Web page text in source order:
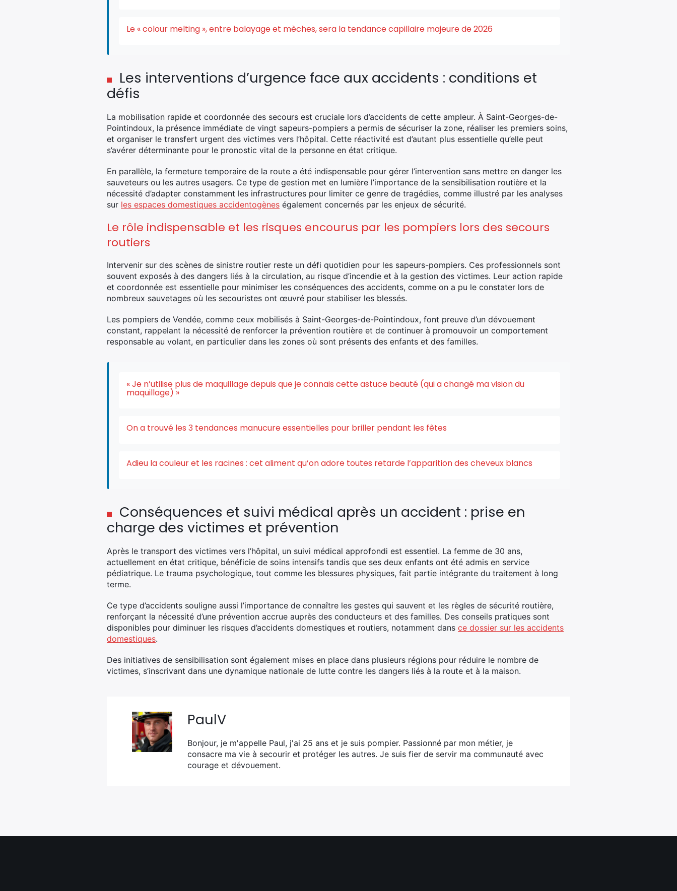
Le « colour melting », entre balayage et mèches, sera la tendance capillaire majeure de 2026
Les interventions d’urgence face aux accidents : conditions et
défis
La mobilisation rapide et coordonnée des secours est cruciale lors d’accidents de cette ampleur. À Saint-Georges-de-
Pointindoux, la présence immédiate de vingt sapeurs-pompiers a permis de sécuriser la zone, réaliser les premiers soins,
et organiser le transfert urgent des victimes vers l’hôpital. Cette réactivité est d’autant plus essentielle qu’elle peut
s’avérer déterminante pour le pronostic vital de la personne en état critique.
En parallèle, la fermeture temporaire de la route a été indispensable pour gérer l’intervention sans mettre en danger les
sauveteurs ou les autres usagers. Ce type de gestion met en lumière l’importance de la sensibilisation routière et la
nécessité d’adapter constamment les infrastructures pour limiter ce genre de tragédies, comme illustré par les analyses
sur les espaces domestiques accidentogènes également concernés par les enjeux de sécurité.
Le rôle indispensable et les risques encourus par les pompiers lors des secours
routiers
Intervenir sur des scènes de sinistre routier reste un défi quotidien pour les sapeurs-pompiers. Ces professionnels sont
souvent exposés à des dangers liés à la circulation, au risque d’incendie et à la gestion des victimes. Leur action rapide
et coordonnée est essentielle pour minimiser les conséquences des accidents, comme on a pu le constater lors de
nombreux sauvetages où les secouristes ont œuvré pour stabiliser les blessés.
Les pompiers de Vendée, comme ceux mobilisés à Saint-Georges-de-Pointindoux, font preuve d’un dévouement
constant, rappelant la nécessité de renforcer la prévention routière et de continuer à promouvoir un comportement
responsable au volant, en particulier dans les zones où sont présents des enfants et des familles.
« Je n’utilise plus de maquillage depuis que je connais cette astuce beauté (qui a changé ma vision du
maquillage) »
On a trouvé les 3 tendances manucure essentielles pour briller pendant les fêtes
Adieu la couleur et les racines : cet aliment qu’on adore toutes retarde l’apparition des cheveux blancs
Conséquences et suivi médical après un accident : prise en
charge des victimes et prévention
Après le transport des victimes vers l’hôpital, un suivi médical approfondi est essentiel. La femme de 30 ans,
actuellement en état critique, bénéficie de soins intensifs tandis que ses deux enfants ont été admis en service
pédiatrique. Le trauma psychologique, tout comme les blessures physiques, fait partie intégrante du traitement à long
terme.
Ce type d’accidents souligne aussi l’importance de connaître les gestes qui sauvent et les règles de sécurité routière,
renforçant la nécessité d’une prévention accrue auprès des conducteurs et des familles. Des conseils pratiques sont
disponibles pour diminuer les risques d’accidents domestiques et routiers, notamment dans ce dossier sur les accidents
domestiques.
Des initiatives de sensibilisation sont également mises en place dans plusieurs régions pour réduire le nombre de
victimes, s’inscrivant dans une dynamique nationale de lutte contre les dangers liés à la route et à la maison.
PaulV
Bonjour, je m'appelle Paul, j'ai 25 ans et je suis pompier. Passionné par mon métier, je
consacre ma vie à secourir et protéger les autres. Je suis fier de servir ma communauté avec
courage et dévouement.